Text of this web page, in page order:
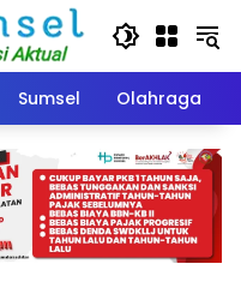
Sumsel Olahraga